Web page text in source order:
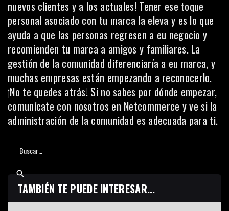
nuevos clientes y a los actuales! Tener ese toque
personal asociado con tu marca la eleva y es lo que
ayuda a que las personas regresen a еu negocio y
recomienden tu marca a amigos y familiares. La
gestión de la comunidad diferenciaría a еu marca, y
muchas empresas están empezando a reconocerlo.
¡No te quedes atrás! Si no sabes por dónde empezar,
comunícate con nosotros en Netcommerce y ve si la
administración de la comunidad es adecuada para ti.
TAMBIÉN TE PUEDE INTERESAR...